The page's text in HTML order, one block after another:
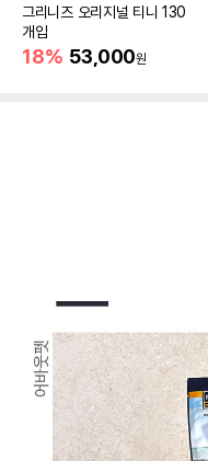
그리니즈 오리지널 티니 130
개입
18% 53,000원